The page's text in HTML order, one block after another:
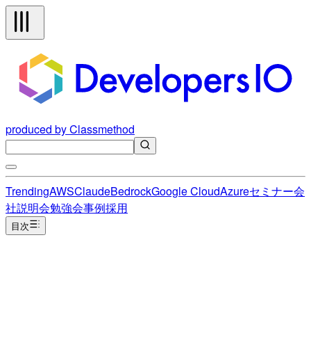
produced by Classmethod
TrendingAWSClaudeBedrockGoogle CloudAzureセミナー会
社説明会勉強会事例採用
目次